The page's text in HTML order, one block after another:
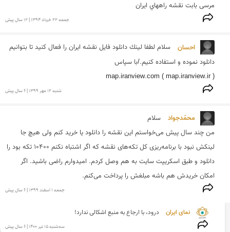
مرسی بابت نقشه راههاي ایران
جمعه 22 خرداد 1394 | 12 سال پیش
احسان
( map.iranview.ir ) map.iranview.com
شنبه 12 مهر 1399 | 6 سال پیش
محمّدجواد
امکان خریدش هم باشه مبلغش را پرداخت می‌کنم.
جمعه 1 اسفند 1399 | 6 سال پیش
نمای ایران درود، با ارجاع به منبع اشکالی ندارد!
سه‌شنبه 15 تير 1400 | 6 سال پیش